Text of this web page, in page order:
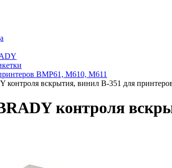
BMP61, M610, M611
контроля вскрытия, винил B-351 для
контроля